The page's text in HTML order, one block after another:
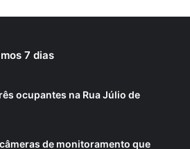
7 dias
ocupantes na Rua Júlio de
de monitoramento que